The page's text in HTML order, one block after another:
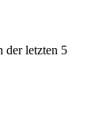
der letzten 5